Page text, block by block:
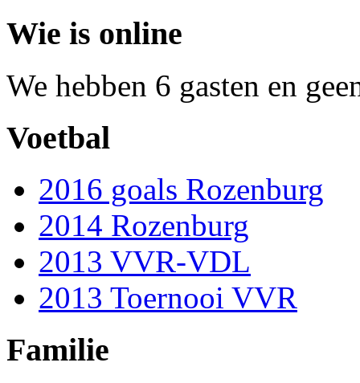
Wie is online
We hebben 6 gasten en
Voetbal
2016 goals Rozenburg
2014 Rozenburg
2013 VVR-VDL
2013 Toernooi VVR
Familie